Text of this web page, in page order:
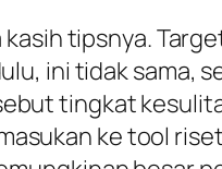
tipsnya.
ini tidak sama,
tingkat
ke tool